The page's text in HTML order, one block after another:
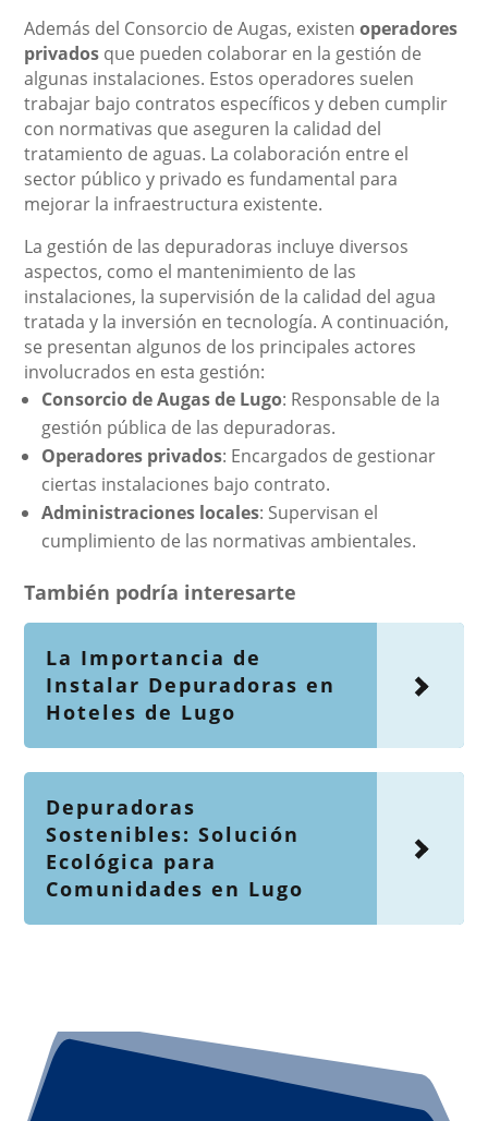
Además del Consorcio de Augas, existenoperadores
privados que pueden colaborar en la gestión de
algunas instalaciones. Estos operadores suelen
trabajar bajo contratos específicos y deben cumplir
con normativas que aseguren la calidad del
tratamiento de aguas. La colaboración entre el
sector público y privado es fundamental para
mejorar la infraestructura existente.
La gestión de las depuradoras incluye diversos
aspectos, como el mantenimiento de las
instalaciones, la supervisión de la calidad del agua
tratada y la inversión en tecnología. A continuación,
se presentan algunos de los principales actores
involucrados en esta gestión:
Consorcio de Augas de Lugo: Responsable de la
gestión pública de las depuradoras.
Operadores privados: Encargados de gestionar
ciertas instalaciones bajo contrato.
Administraciones locales: Supervisan el
cumplimiento de las normativas ambientales.
También podría interesarte
La Importancia de
Instalar Depuradoras en
Hoteles de Lugo
Depuradoras
Sostenibles: Solución
Ecológica para
Comunidades en Lugo